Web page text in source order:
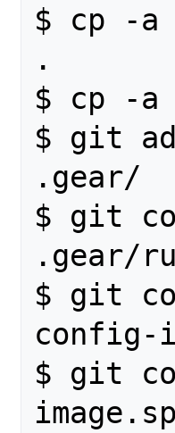
$ cp -a
.
$ cp -a
$ git
.gear/
$ git
.gear/
$ git
config-
$ git